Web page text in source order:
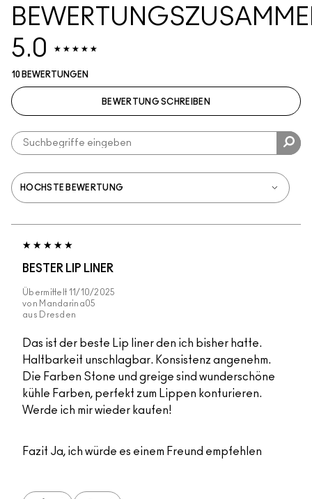
5.0
10 BEWERTUNGEN
BEWERTUNG SCHREIBEN
BESTER LIP LINER
Übermittelt 11/10/2025
von Mandarina05
aus
Dresden
Das ist der beste Lip liner den ich bisher hatte.
Haltbarkeit unschlagbar. Konsistenz angenehm.
Die Farben Stone und greige sind wunderschöne
kühle Farben, perfekt zum Lippen konturieren.
Werde ich mir wieder kaufen!
Fazit Ja, ich würde es einem Freund empfehlen